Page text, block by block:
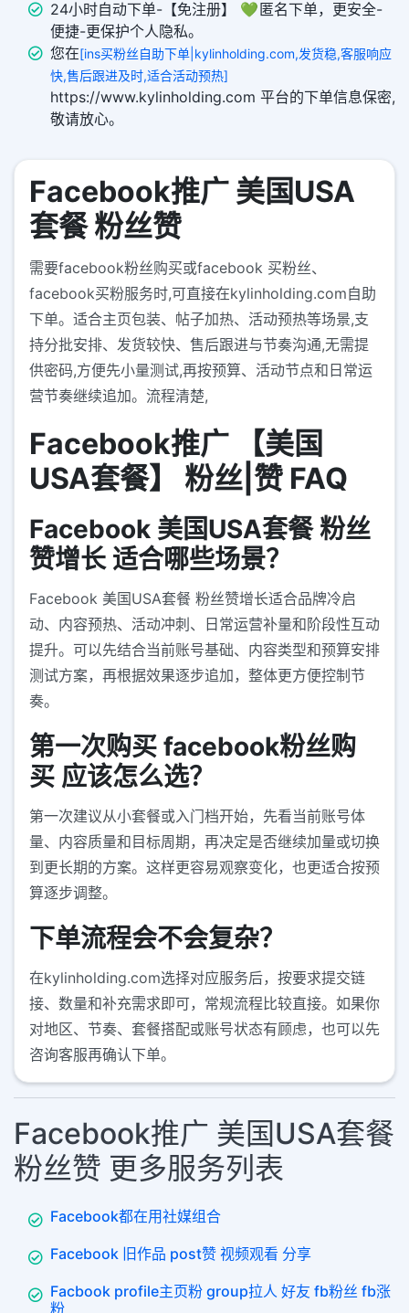
24小时自动下单-【免注册】 💚 匿名下单，更安全-
便捷-更保护个人隐私。
您在[ins买粉丝自助下单|kylinholding.com,发货稳,客服响应
快,售后跟进及时,适合活动预热]
https://www.kylinholding.com 平台的下单信息保密,
敬请放心。
Facebook推广 美国USA
套餐 粉丝赞
需要facebook粉丝购买或facebook 买粉丝、
facebook买粉服务时,可直接在kylinholding.com自助
下单。适合主页包装、帖子加热、活动预热等场景,支
持分批安排、发货较快、售后跟进与节奏沟通,无需提
供密码,方便先小量测试,再按预算、活动节点和日常运
营节奏继续追加。流程清楚,
Facebook推广 【美国
USA套餐】 粉丝|赞 FAQ
Facebook 美国USA套餐 粉丝
赞增长 适合哪些场景？
Facebook 美国USA套餐 粉丝赞增长适合品牌冷启
动、内容预热、活动冲刺、日常运营补量和阶段性互动
提升。可以先结合当前账号基础、内容类型和预算安排
测试方案，再根据效果逐步追加，整体更方便控制节
奏。
第一次购买 facebook粉丝购
买 应该怎么选？
第一次建议从小套餐或入门档开始，先看当前账号体
量、内容质量和目标周期，再决定是否继续加量或切换
到更长期的方案。这样更容易观察变化，也更适合按预
算逐步调整。
下单流程会不会复杂？
在kylinholding.com选择对应服务后，按要求提交链
接、数量和补充需求即可，常规流程比较直接。如果你
对地区、节奏、套餐搭配或账号状态有顾虑，也可以先
咨询客服再确认下单。
Facebook推广 美国USA套餐
粉丝赞 更多服务列表
Facebook都在用社媒组合
Facebook 旧作品 post赞 视频观看 分享
Facbook profile主页粉 group拉人 好友 fb粉丝 fb涨
粉